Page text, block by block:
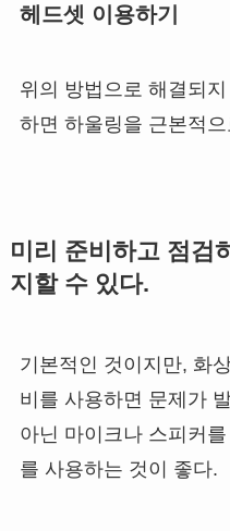
헤드셋 이용하기
위의 방법으로 해결되
하면 하울링을 근본적
미리 준비하고 점검
지할 수 있다.
기본적인 것이지만, 화
비를 사용하면 문제가
아닌 마이크나 스피커
를 사용하는 것이 좋다.